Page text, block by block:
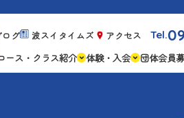
ログ 波スイタイムズ アクセス Tel.
ース・クラス紹介 体験・入会 団体会員